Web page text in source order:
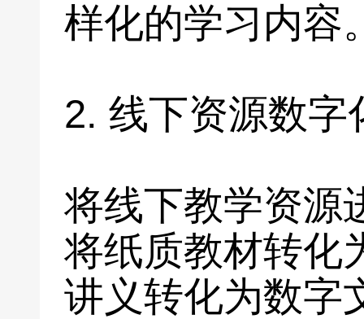
样化的学习内容
2. 线下资源数字
将线下教学资源
将纸质教材转化
讲义转化为数字